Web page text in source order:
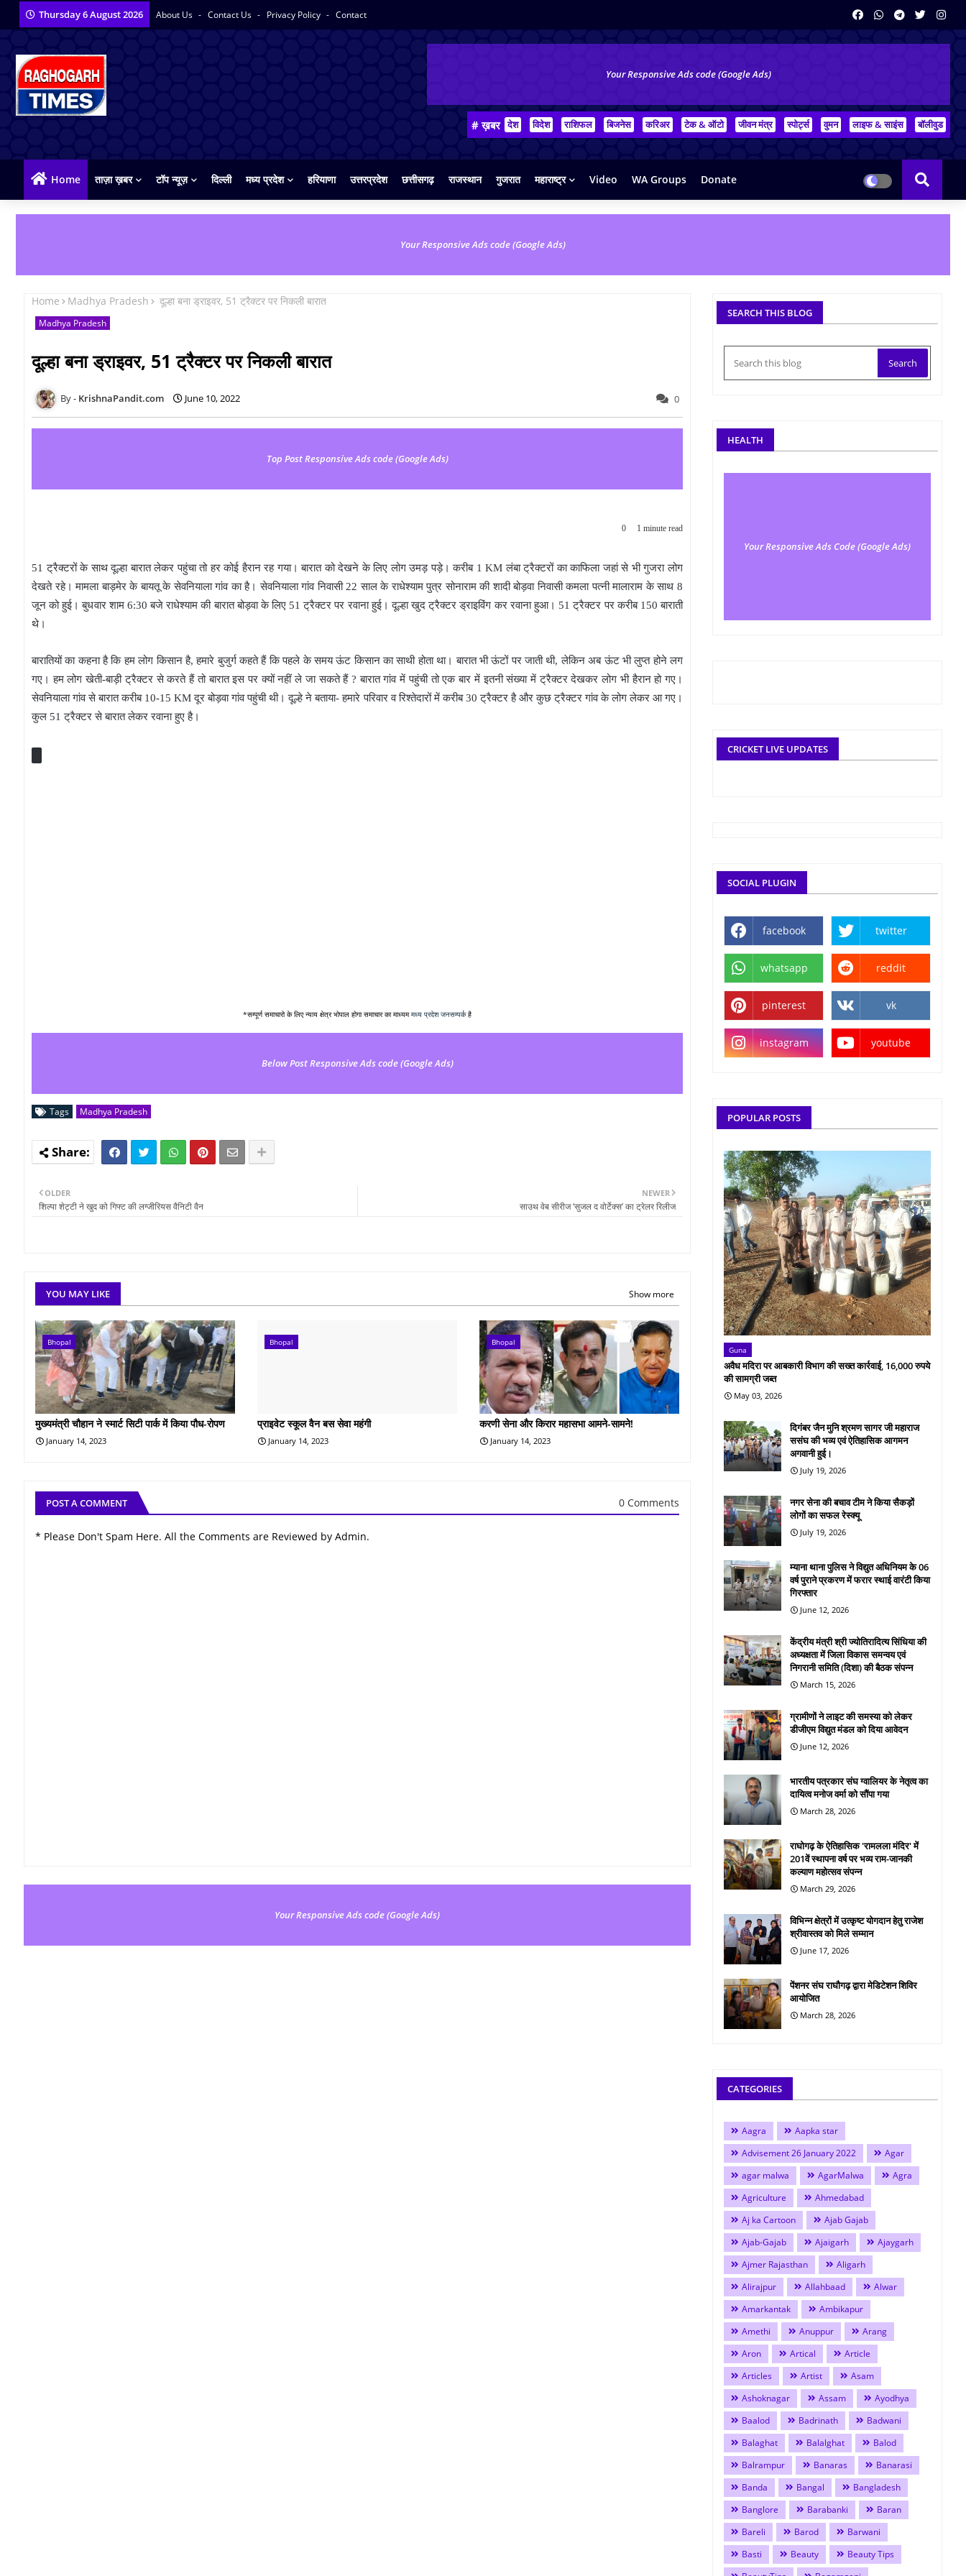
Thursday 6 August 2026 About Us Contact Us Privacy Policy Contact
Your Responsive Ads code (Google Ads)
# ख़बर देश विदेश राशिफल बिजनेस करिअर टेक & ऑटो जीवन मंत्र स्पोर्ट्स वुमन लाइफ & साइंस बॉलीवुड
Home ताज़ा ख़बर टॉप न्यूज़ दिल्ली मध्य प्रदेश हरियाणा उत्तरप्रदेश छत्तीसगढ़ राजस्थान गुजरात महाराष्ट्र Video WA Groups Donate
Your Responsive Ads code (Google Ads)
Home Madhya Pradesh दूल्हा बना ड्राइवर, 51 ट्रैक्टर पर निकली बारात
Madhya Pradesh
दूल्हा बना ड्राइवर, 51 ट्रैक्टर पर निकली बारात
KrishnaPandit.com June 10, 2022 0
Top Post Responsive Ads code (Google Ads)
0 1 minute read
51 ट्रैक्टरों के साथ दूल्हा बारात लेकर पहुंचा तो हर कोई हैरान रह गया। बारात को देखने के लिए लोग उमड़ पड़े। करीब 1 KM लंबा ट्रैक्टरों का काफिला जहां से भी गुजरा लोग
देखते रहे। मामला बाड़मेर के बायतू के सेवनियाला गांव का है। सेवनियाला गांव निवासी 22 साल के राधेश्याम पुत्र सोनाराम की शादी बोड़वा निवासी कमला पत्नी मालाराम के साथ 8
जून को हुई। बुधवार शाम 6:30 बजे राधेश्याम की बारात बोड़वा के लिए 51 ट्रैक्टर पर रवाना हुई। दूल्हा खुद ट्रैक्टर ड्राइविंग कर रवाना हुआ। 51 ट्रैक्टर पर करीब 150 बाराती
थे।
बारातियों का कहना है कि हम लोग किसान है, हमारे बुजुर्ग कहते हैं कि पहले के समय ऊंट किसान का साथी होता था। बारात भी ऊंटों पर जाती थी, लेकिन अब ऊंट भी लुप्त होने लग
गए। हम लोग खेती-बाड़ी ट्रैक्टर से करते हैं तो बारात इस पर क्यों नहीं ले जा सकते हैं ? बारात गांव में पहुंची तो एक बार में इतनी संख्या में ट्रैक्टर देखकर लोग भी हैरान हो गए।
सेवनियाला गांव से बारात करीब 10-15 KM दूर बोड़वा गांव पहुंची थी। दूल्हे ने बताया- हमारे परिवार व रिश्तेदारों में करीब 30 ट्रैक्टर है और कुछ ट्रैक्टर गांव के लोग लेकर आ गए।
कुल 51 ट्रैक्टर से बारात लेकर रवाना हुए है।
*सम्पूर्ण समाचारो के लिए न्याय क्षेत्र भोपाल होगा समाचार का माध्यममध्य प्रदेश जनसम्पर्कहै
Below Post Responsive Ads code (Google Ads)
Tags Madhya Pradesh
NEWER
साउथ वेब सीरीज ‘सुजल द वोर्टेक्स’ का ट्रेलर रिलीज
OLDER
शिल्पा शेट्टी ने खुद को गिफ्ट की लग्जीरियस वैनिटी वैन
YOU MAY LIKE Show more
Bhopal
मुख्यमंत्री चौहान ने स्मार्ट सिटी पार्क में किया पौध-रोपण
January 14, 2023
Bhopal
प्राइवेट स्कूल वैन बस सेवा महंगी
January 14, 2023
Bhopal
करणी सेना और किरार महासभा आमने-सामने!
January 14, 2023
POST A COMMENT 0 Comments
* Please Don't Spam Here. All the Comments are Reviewed by Admin.
Your Responsive Ads code (Google Ads)
SEARCH THIS BLOG
HEALTH
Your Responsive Ads Code (Google Ads)
CRICKET LIVE UPDATES
SOCIAL PLUGIN
facebook twitter
whatsapp reddit
pinterest vk
instagram youtube
POPULAR POSTS
Guna
अवैध मदिरा पर आबकारी विभाग की सख्त कार्रवाई, 16,000 रुपये
की सामग्री जब्त
May 03, 2026
दिगंबर जैन मुनि श्रमण सागर जी महाराज
ससंघ की भव्य एवं ऐतिहासिक आगमन
अगवानी हुई।
July 19, 2026
नगर सेना की बचाव टीम ने किया सैकड़ों
लोगों का सफल रेस्क्यू
July 19, 2026
म्याना थाना पुलिस ने विद्युत अधिनियम के 06
वर्ष पुराने प्रकरण में फरार स्थाई वारंटी किया
गिरफ्तार
June 12, 2026
केंद्रीय मंत्री श्री ज्योतिरादित्य सिंधिया की
अध्यक्षता में जिला विकास समन्वय एवं
निगरानी समिति (दिशा) की बैठक संपन्न
March 15, 2026
ग्रामीणों ने लाइट की समस्या को लेकर
डीजीएम विद्युत मंडल को दिया आवेदन
June 12, 2026
भारतीय पत्रकार संघ ग्वालियर के नेतृत्व का
दायित्व मनोज वर्मा को सौंपा गया
March 28, 2026
राघोगढ़ के ऐतिहासिक 'रामलला मंदिर' में
201वें स्थापना वर्ष पर भव्य राम-जानकी
कल्याण महोत्सव संपन्न
March 29, 2026
विभिन्न क्षेत्रों में उत्कृष्ट योगदान हेतु राजेश
श्रीवास्तव को मिले सम्मान
June 17, 2026
पेंशनर संघ राघौगढ़ द्वारा मेडिटेशन शिविर
आयोजित
March 28, 2026
CATEGORIES
Aagra
Aapka star
Advisement 26 January 2022
Agar
agar malwa
AgarMalwa
Agra
Agriculture
Ahmedabad
Aj ka Cartoon
Ajab Gajab
Ajab-Gajab
Ajaigarh
Ajaygarh
Ajmer Rajasthan
Aligarh
Alirajpur
Allahbaad
Alwar
Amarkantak
Ambikapur
Amethi
Anuppur
Arang
Aron
Artical
Article
Articles
Artist
Asam
Ashoknagar
Assam
Ayodhya
Baalod
Badrinath
Badwani
Balaghat
Balalghat
Balod
Balrampur
Banaras
Banarasi
Banda
Bangal
Bangladesh
Banglore
Barabanki
Baran
Bareli
Barod
Barwani
Basti
Beauty
Beauty Tips